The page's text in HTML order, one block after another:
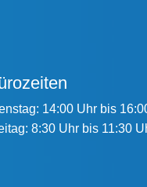
14:00 Uhr bis
8:30 Uhr bis 11:30